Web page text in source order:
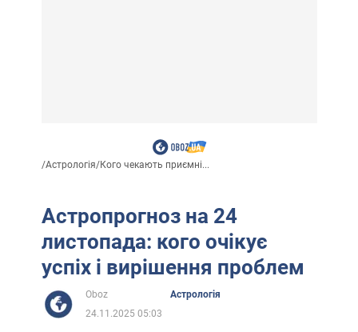
/Астрологія/Кого чекають приємні...
Астропрогноз на 24
листопада: кого очікує
успіх і вирішення проблем
Oboz
Астрологія
24.11.2025 05:03